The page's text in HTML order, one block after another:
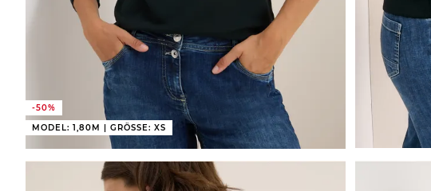
-50%
MODEL: 1,80M | GRÖSSE: XS